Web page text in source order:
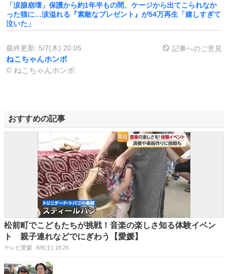
「涙腺崩壊」保護から約1年半もの間、ケージから出てこられなか
った猫に…涙溢れる『素敵なプレゼント』が54万再生「嬉しすぎて
泣いた」
最終更新: 5/7(木) 20:05 記事へのご意見
ねこちゃんホンポ
© ねこちゃんホンポ
おすすめの記事
松前町でこどもたちが挑戦！音楽の楽しさ知る体験イベン
ト 親子連れなどでにぎわう【愛媛】
テレビ愛媛 8/8(土) 18:26